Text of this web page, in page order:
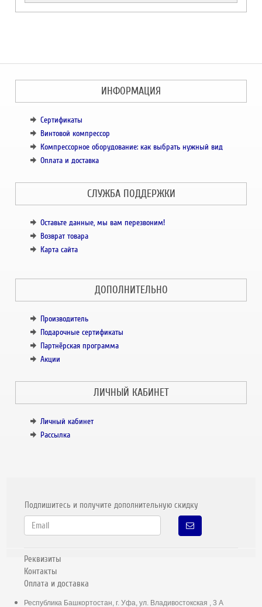
ИНФОРМАЦИЯ
Сертификаты
Винтовой компрессор
Компрессорное оборудование: как выбрать нужный вид
Оплата и доставка
СЛУЖБА ПОДДЕРЖКИ
Оставьте данные, мы вам перезвоним!
Возврат товара
Карта сайта
ДОПОЛНИТЕЛЬНО
Производитель
Подарочные сертификаты
Партнёрская программа
Акции
ЛИЧНЫЙ КАБИНЕТ
Личный кабинет
Рассылка
Подпишитесь и получите дополнительную скидку
Реквизиты
Контакты
Оплата и доставка
Республика Башкортостан, г. Уфа, ул. Владивостокская , 3 А